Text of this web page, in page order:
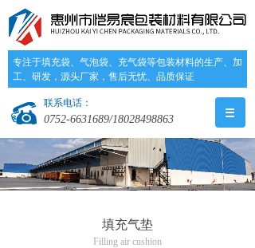
联系电话：
0752-6631689/18028498863
专注于填充袋、气泡袋、充气袋等包装材料的生产、加
工、研发，源头厂家，售后无忧、品质保证
填充气垫
Filling air cushion